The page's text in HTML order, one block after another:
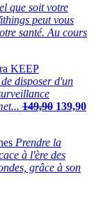
que soit votre
peut vous
santé. Au cours
KEEP
disposer d'un
149,90 139,90
Prendre la
à l'ère des
grâce à son